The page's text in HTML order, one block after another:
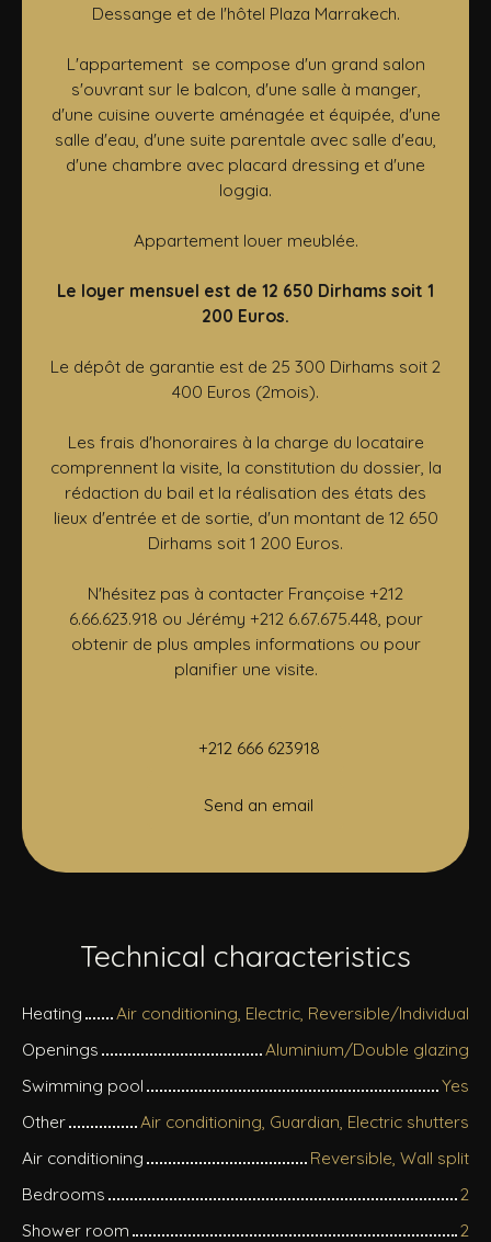
Dessange et de l'hôtel Plaza Marrakech.
L'appartement se compose d'un grand salon
s'ouvrant sur le balcon, d'une salle à manger,
d'une cuisine ouverte aménagée et équipée, d'une
salle d'eau, d'une suite parentale avec salle d'eau,
d'une chambre avec placard dressing et d'une
loggia.
Appartement louer meublée.
Le loyer mensuel est de 12 650 Dirhams soit 1
200 Euros.
Le dépôt de garantie est de 25 300 Dirhams soit 2
400 Euros (2mois).
Les frais d'honoraires à la charge du locataire
comprennent la visite, la constitution du dossier, la
rédaction du bail et la réalisation des états des
lieux d'entrée et de sortie, d'un montant de 12 650
Dirhams soit 1 200 Euros.
N'hésitez pas à contacter Françoise +212
6.66.623.918 ou Jérémy +212 6.67.675.448, pour
obtenir de plus amples informations ou pour
planifier une visite.
+212 666 623918
Send an email
Technical characteristics
Heating
Air conditioning, Electric, Reversible/Individual
Openings
Aluminium/Double glazing
Swimming pool
Yes
Other
Air conditioning, Guardian, Electric shutters
Air conditioning
Reversible, Wall split
Bedrooms
2
Shower room
2